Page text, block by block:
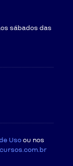
sábados das
Usoou nos